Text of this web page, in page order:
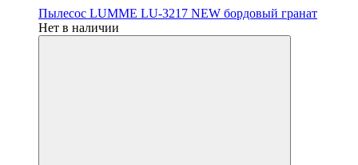
Пылесос LUMME LU-3217 NEW бордовый гранат
Нет в наличии